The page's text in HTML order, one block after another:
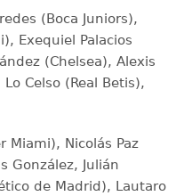
(Boca Juniors),
Exequiel Palacios
(Chelsea), Alexis
Celso (Real Betis),
Miami), Nicolás Paz
González, Julián
de Madrid), Lautaro